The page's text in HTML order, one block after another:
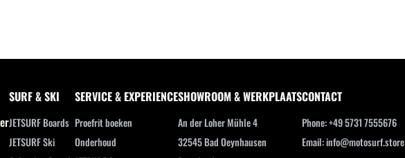
SURF & SKI
JETSURF Boards
JETSURF Ski
SERVICE & EXPERIENCE
Proefrit boeken
Onderhoud
SHOWROOM & WERKPLAATS
An der Loher Mühle 4
32545 Bad Oeynhausen
CONTACT
Phone: +49 5731 7555676
Email: info@motosurf.store